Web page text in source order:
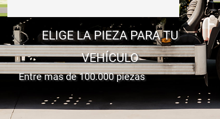
ELIGE LA PIEZA PARA TU
VEHÍCULO
Entre mas de 100.000 piezas